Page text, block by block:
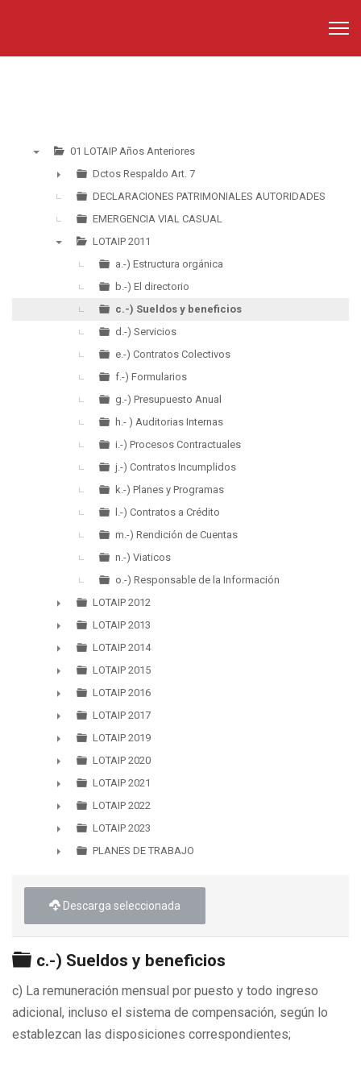
01 LOTAIP Años Anteriores
►
Dctos Respaldo Art. 7
DECLARACIONES PATRIMONIALES AUTORIDADES
EMERGENCIA VIAL CASUAL
LOTAIP 2011
a.-) Estructura orgánica
b.-) El directorio
c.-) Sueldos y beneficios
d.-) Servicios
e.-) Contratos Colectivos
f.-) Formularios
g.-) Presupuesto Anual
h.- ) Auditorias Internas
i.-) Procesos Contractuales
j.-) Contratos Incumplidos
k.-) Planes y Programas
l.-) Contratos a Crédito
m.-) Rendición de Cuentas
n.-) Viaticos
o.-) Responsable de la Información
►
LOTAIP 2012
►
LOTAIP 2013
►
LOTAIP 2014
►
LOTAIP 2015
►
LOTAIP 2016
►
LOTAIP 2017
►
LOTAIP 2019
►
LOTAIP 2020
►
LOTAIP 2021
►
LOTAIP 2022
►
LOTAIP 2023
PLANES DE TRABAJO
Descarga seleccionada
Carpeta
c.-) Sueldos y beneficios
c) La remuneración mensual por puesto y todo ingreso
adicional, incluso el sistema de compensación, según lo
establezcan las disposiciones correspondientes;